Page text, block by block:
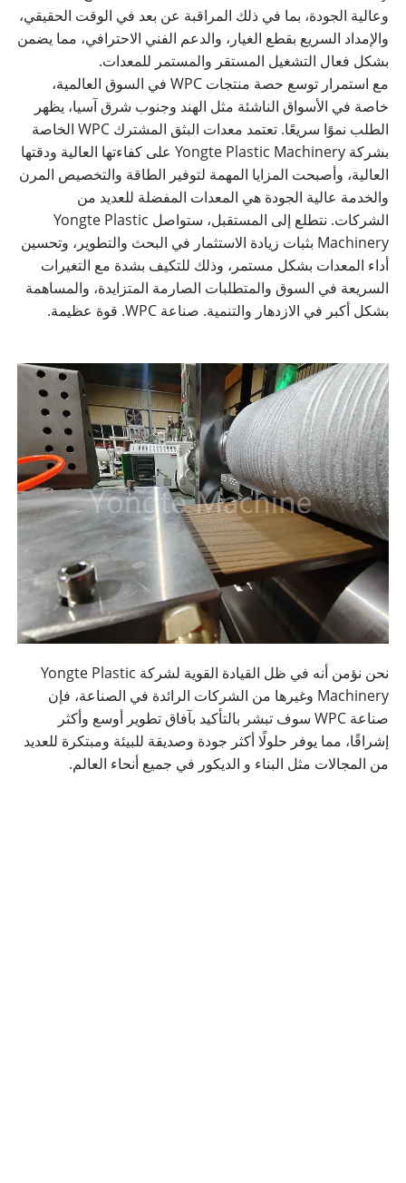
وعالية الجودة، بما في ذلك المراقبة عن بعد في الوقت الحقيقي،
والإمداد السريع بقطع الغيار، والدعم الفني الاحترافي، مما يضمن
بشكل فعال التشغيل المستقر والمستمر للمعدات.
مع استمرار توسع حصة منتجات WPC في السوق العالمية،
خاصة في الأسواق الناشئة مثل الهند وجنوب شرق آسيا، يظهر
الطلب نموًا سريعًا. تعتمد معدات البثق المشترك WPC الخاصة
بشركة Yongte Plastic Machinery على كفاءتها العالية ودقتها
العالية، وأصبحت المزايا المهمة لتوفير الطاقة والتخصيص المرن
والخدمة عالية الجودة هي المعدات المفضلة للعديد من
الشركات. نتطلع إلى المستقبل، ستواصل Yongte Plastic
Machinery بثبات زيادة الاستثمار في البحث والتطوير، وتحسين
أداء المعدات بشكل مستمر، وذلك للتكيف بشدة مع التغيرات
السريعة في السوق والمتطلبات الصارمة المتزايدة، والمساهمة
بشكل أكبر في الازدهار والتنمية. صناعة WPC. قوة عظيمة.
نحن نؤمن أنه في ظل القيادة القوية لشركة Yongte Plastic
Machinery وغيرها من الشركات الرائدة في الصناعة، فإن
صناعة WPC سوف تبشر بالتأكيد بآفاق تطوير أوسع وأكثر
إشراقًا، مما يوفر حلولًا أكثر جودة وصديقة للبيئة ومبتكرة للعديد
من المجالات مثل البناء و الديكور في جميع أنحاء العالم.